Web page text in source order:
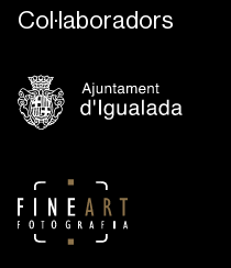
Col·laboradors